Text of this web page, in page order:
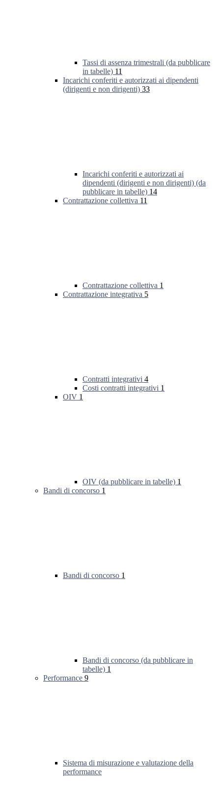
Tassi di assenza trimestrali (da pubblicare
in tabelle) 11
Incarichi conferiti e autorizzati ai dipendenti
(dirigenti e non dirigenti) 33
Incarichi conferiti e autorizzati ai
dipendenti (dirigenti e non dirigenti) (da
pubblicare in tabelle) 14
Contrattazione collettiva 11
Contrattazione collettiva 1
Contrattazione integrativa 5
Contratti integrativi 4
Costi contratti integrativi 1
OIV 1
OIV (da pubblicare in tabelle) 1
Bandi di concorso 1
Bandi di concorso 1
Bandi di concorso (da pubblicare in
tabelle) 1
Performance 9
Sistema di misurazione e valutazione della
performance